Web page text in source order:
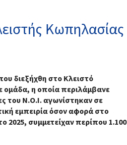
Κωπηλασίας
διεξήχθη στο Κλειστό
ομάδα, η οποία περιλάμβανε
του Ν.Ο.Ι. αγωνίστηκαν σε
εμπειρία όσον αφορά στο
2025, συμμετείχαν περίπου 1.100